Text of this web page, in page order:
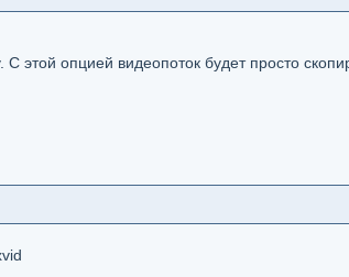
этой опцией видеопоток будет просто